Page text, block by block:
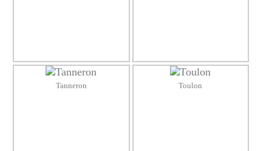
Tanneron Toulon